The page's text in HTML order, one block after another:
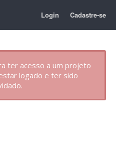
Login Cadastre-se
ter acesso a um projeto
logado e ter sido